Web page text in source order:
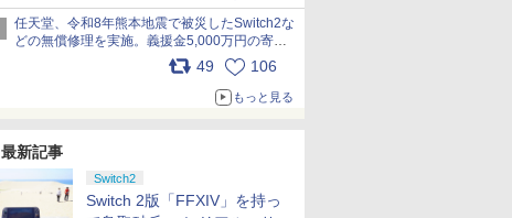
任天堂、令和8年熊本地震で被災したSwitch2な
どの無償修理を実施。義援金5,000万円の寄付
も発表 pic.x.com/BAYsMfUfUC
49 106
もっと見る
最新記事
Switch2
Switch 2版「FFXIV」を持っ